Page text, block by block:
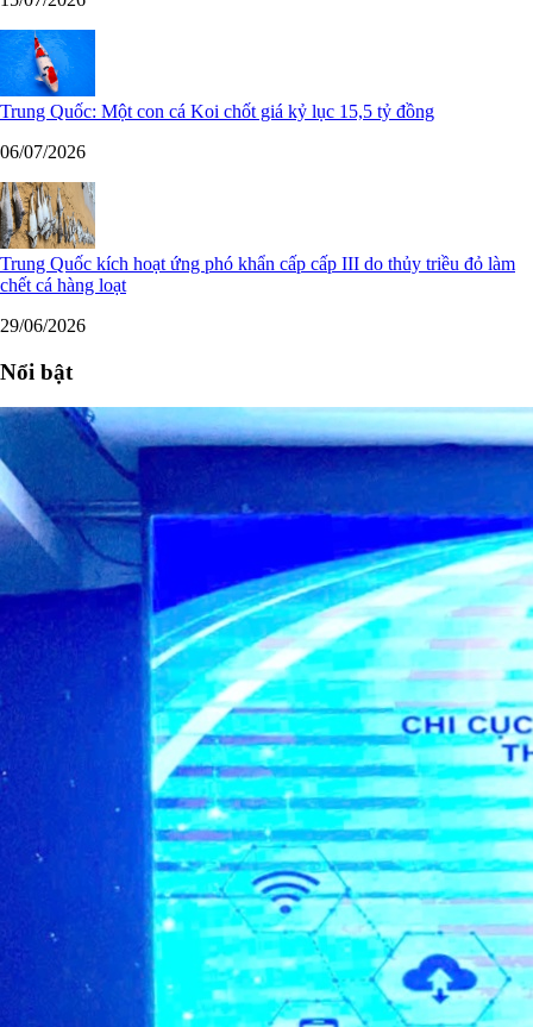
Trung Quốc: Một con cá Koi chốt giá kỷ lục 15,5 tỷ đồng
06/07/2026
Trung Quốc kích hoạt ứng phó khẩn cấp cấp III do thủy triều đỏ làm
chết cá hàng loạt
29/06/2026
Nổi bật